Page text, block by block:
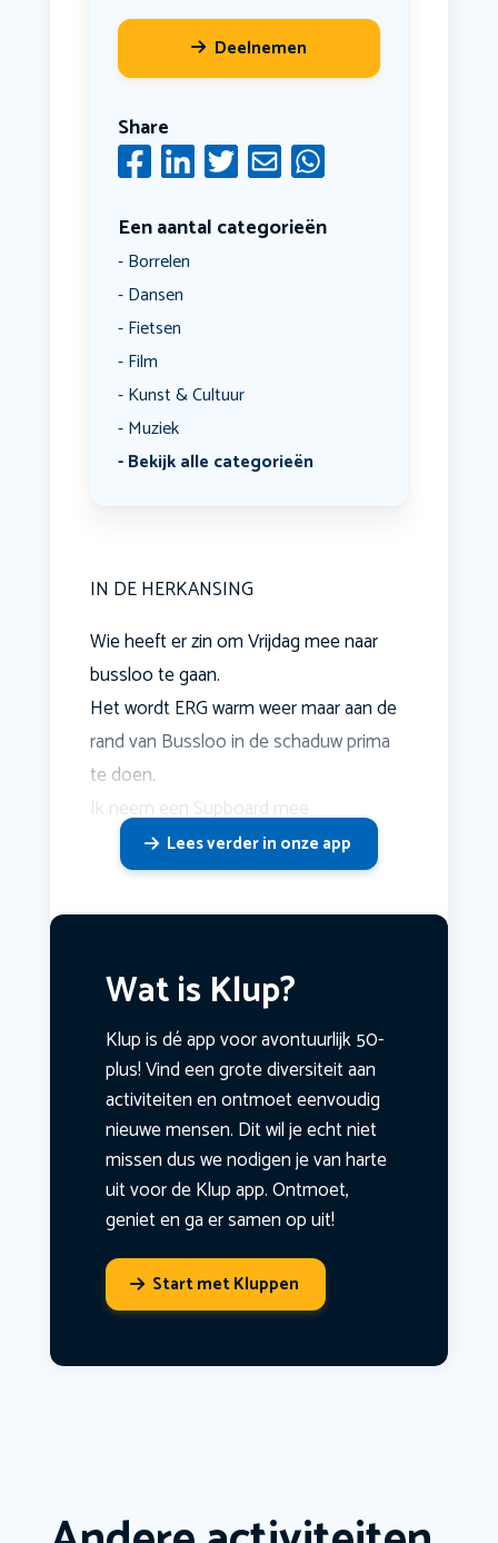
Deelnemen
Share
Een aantal categorieën
Borrelen
Dansen
Fietsen
Film
Kunst & Cultuur
Muziek
Bekijk alle categorieën
IN DE HERKANSING
Wie heeft er zin om Vrijdag mee naar
bussloo te gaan.
Het wordt ERG warm weer maar aan de
rand van Bussloo in de schaduw prima
te doen.
Ik neem een Supboard mee
Lees verder in onze app
Wat is Klup?
Klup is dé app voor avontuurlijk 50-
plus! Vind een grote diversiteit aan
activiteiten en ontmoet eenvoudig
nieuwe mensen. Dit wil je echt niet
missen dus we nodigen je van harte
uit voor de Klup app. Ontmoet,
geniet en ga er samen op uit!
Start met Kluppen